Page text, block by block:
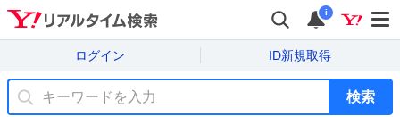
i
ログイン ID新規取得
検索